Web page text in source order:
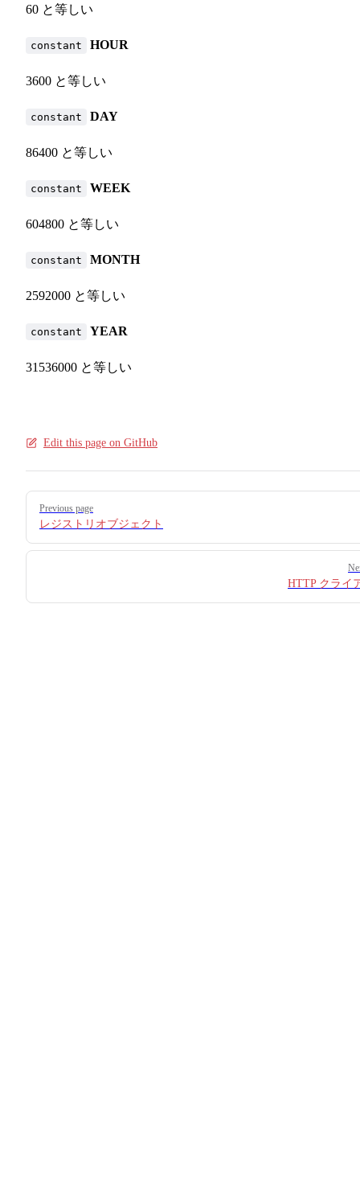
60 と等しい
constant HOUR
3600 と等しい
constant DAY
86400 と等しい
constant WEEK
604800 と等しい
constant MONTH
2592000 と等しい
constant YEAR
31536000 と等しい
Edit this page on GitHub
Pager
Previous page
レジストリオブジェクト
HTTP クライ